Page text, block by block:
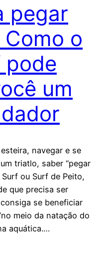
pegar
o
pode
um
navegar e se
triatlo, saber “pegar
ou Surf de Peito,
que precisa ser
se beneficiar
meio da natação do
aquática.…